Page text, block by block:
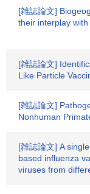
[雑誌論文]
their interplay
[雑誌論文]
Like Particle
[雑誌論文]
Nonhuman
[雑誌論文] A
based influenza
viruses from